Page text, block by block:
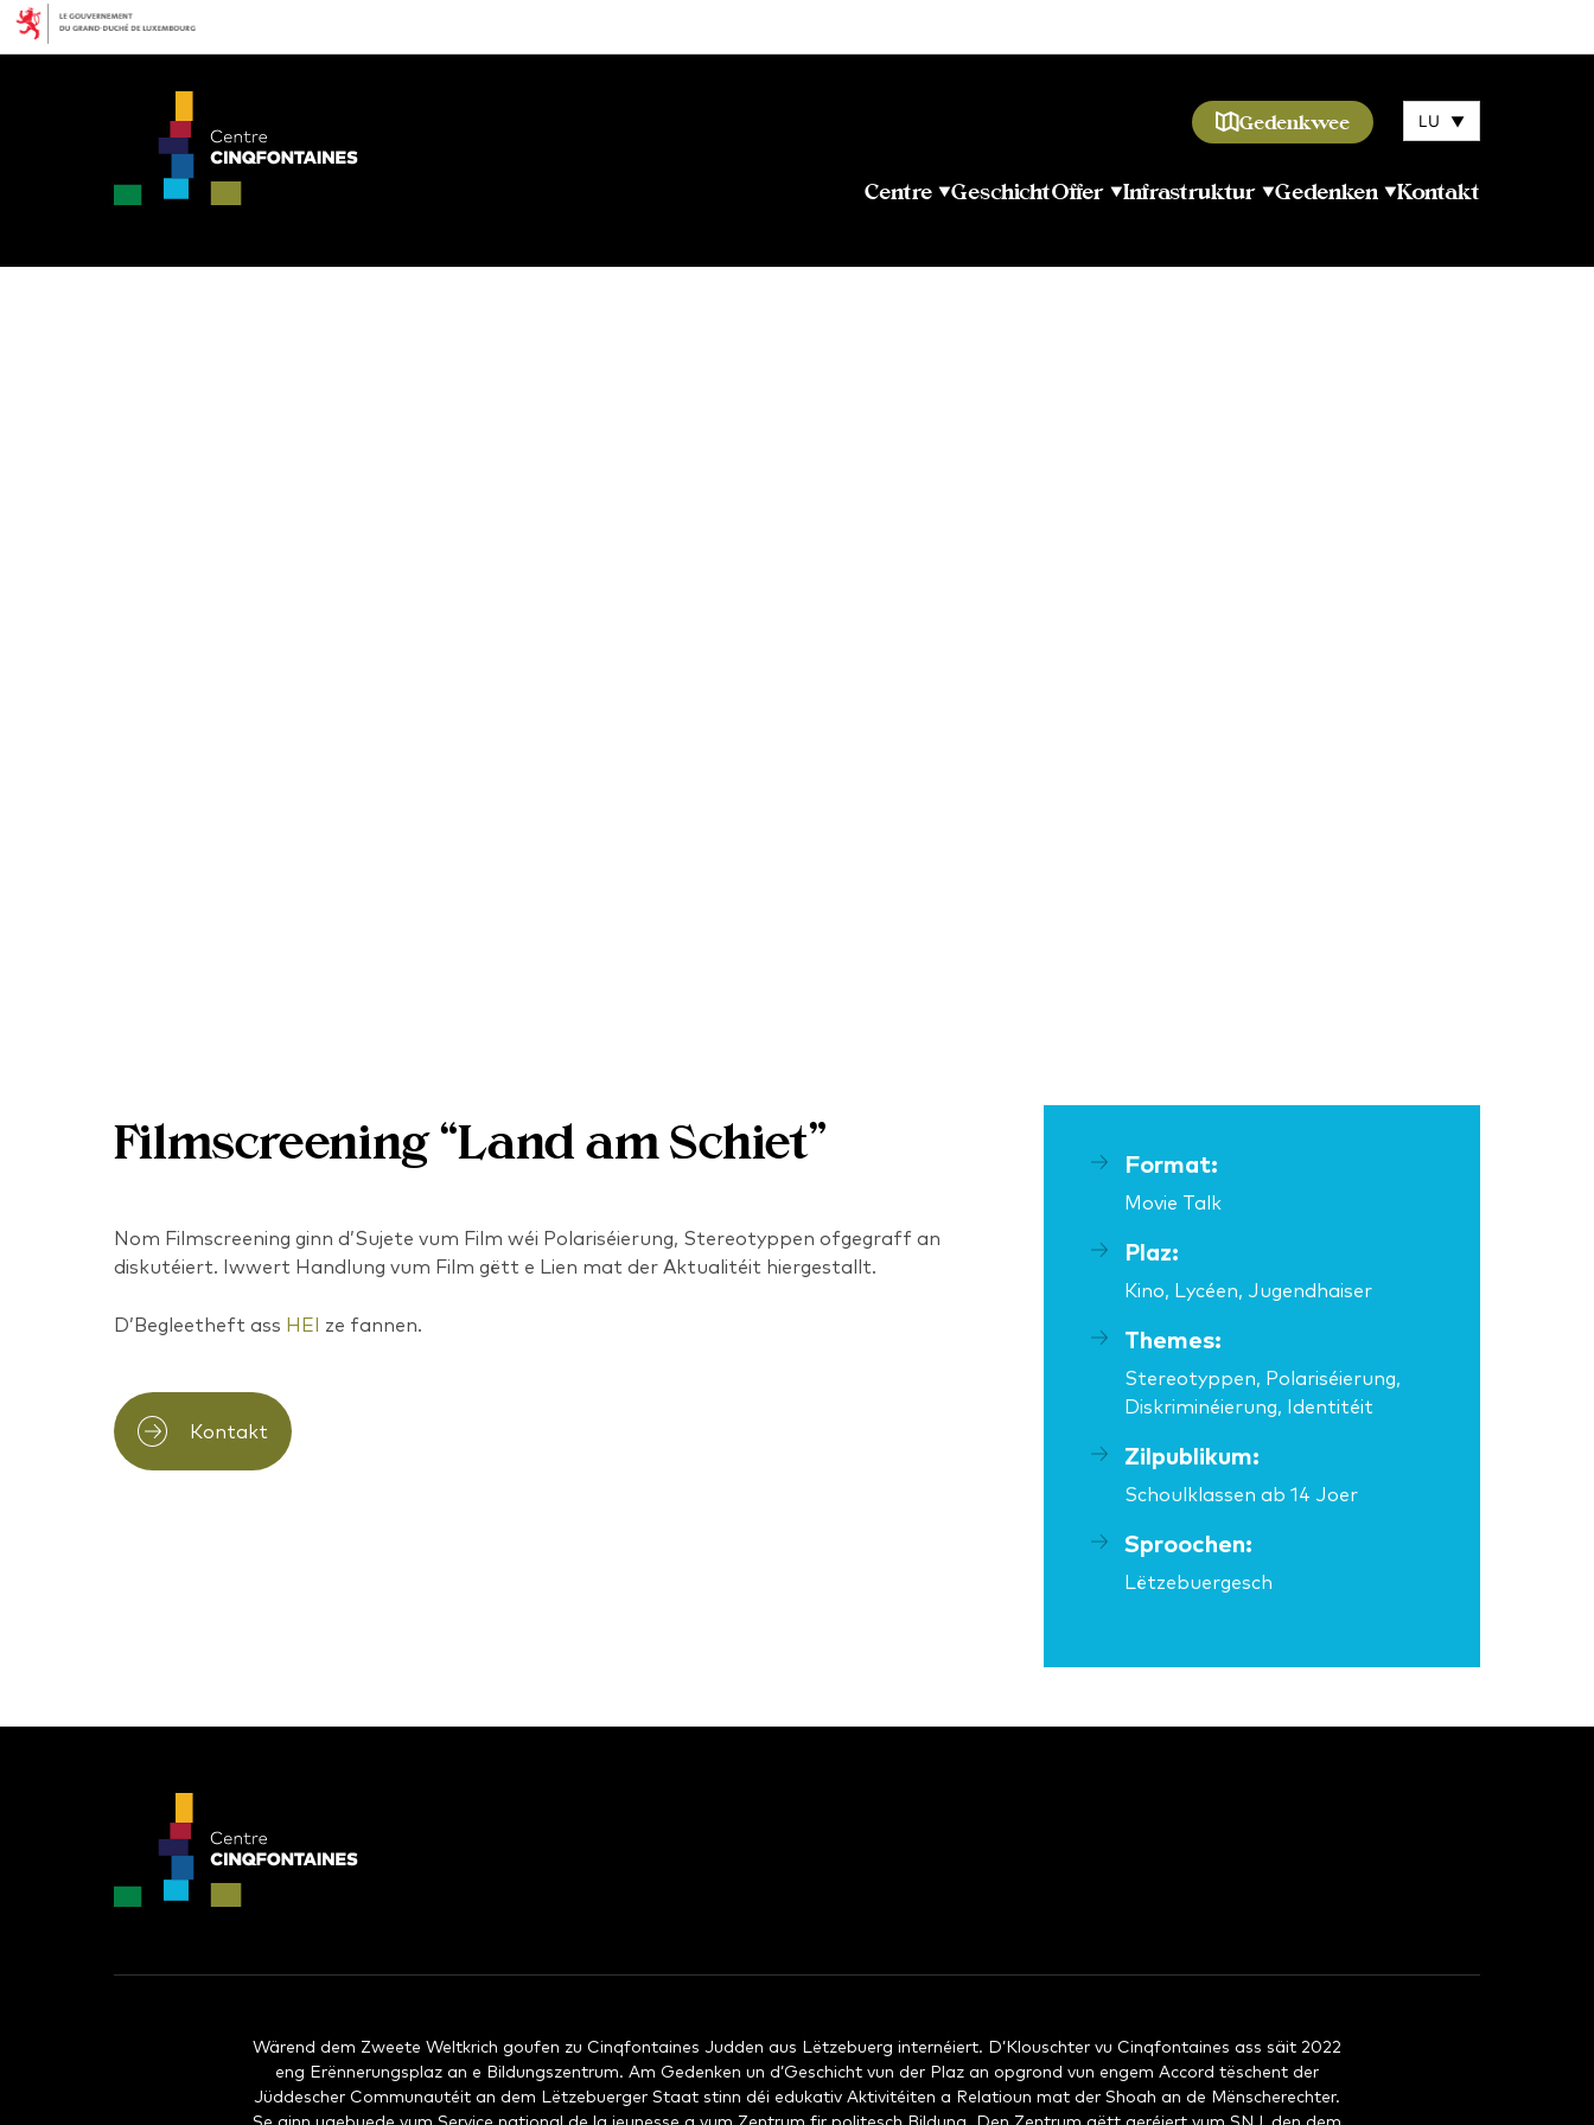
Gedenkwee LU ▼
Centre GeschichtOffer Infrastruktur Gedenken Kontakt
Filmscreening “Land am Schiet”
Nom Filmscreening ginn d’Sujete vum Film wéi Polariséierung, Stereotyppen ofgegraff an
diskutéiert. Iwwert Handlung vum Film gëtt e Lien mat der Aktualitéit hiergestallt.
D’Begleetheft ass HEI ze fannen.
Kontakt
Format:
Movie Talk
Plaz:
Kino, Lycéen, Jugendhaiser
Themes:
Stereotyppen, Polariséierung,
Diskriminéierung, Identitéit
Zilpublikum:
Schoulklassen ab 14 Joer
Sproochen:
Lëtzebuergesch
Wärend dem Zweete Weltkrich goufen zu Cinqfontaines Judden aus Lëtzebuerg internéiert. D’Klouschter vu Cinqfontaines ass säit 2022
eng Erënnerungsplaz an e Bildungszentrum. Am Gedenken un d’Geschicht vun der Plaz an opgrond vun engem Accord tëschent der
Jüddescher Communautéit an dem Lëtzebuerger Staat stinn déi edukativ Aktivitéiten a Relatioun mat der Shoah an de Mënscherechter.